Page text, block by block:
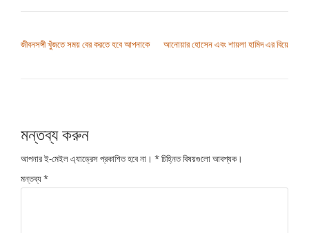
জীবনসঙ্গী খুঁজতে সময় বের করতে হবে আপনাকে আনোয়ার হোসেন এবং শায়লা হামিদ এর বিয়ে
মন্তব্য করুন
আপনার ই-মেইল এ্যাড্রেস প্রকাশিত হবে না। *চিহ্নিত বিষয়গুলো আবশ্যক।
মন্তব্য*